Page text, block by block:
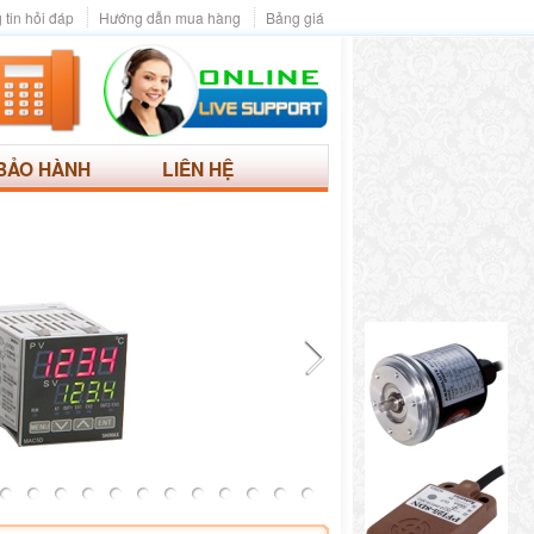
Bảng giá
Hướng dẫn mua hàng
tin hỏi đáp
HÀNH LIÊN HỆ